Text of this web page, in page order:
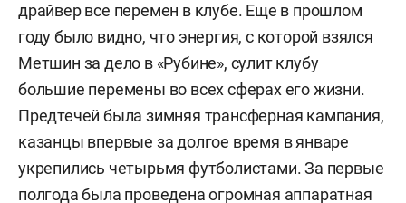
драйвер все перемен в клубе. Еще в прошлом
году было видно, что энергия, с которой взялся
Метшин за дело в «Рубине», сулит клубу
большие перемены во всех сферах его жизни.
Предтечей была зимняя трансферная кампания,
казанцы впервые за долгое время в январе
укрепились четырьмя футболистами. За первые
полгода была проведена огромная аппаратная